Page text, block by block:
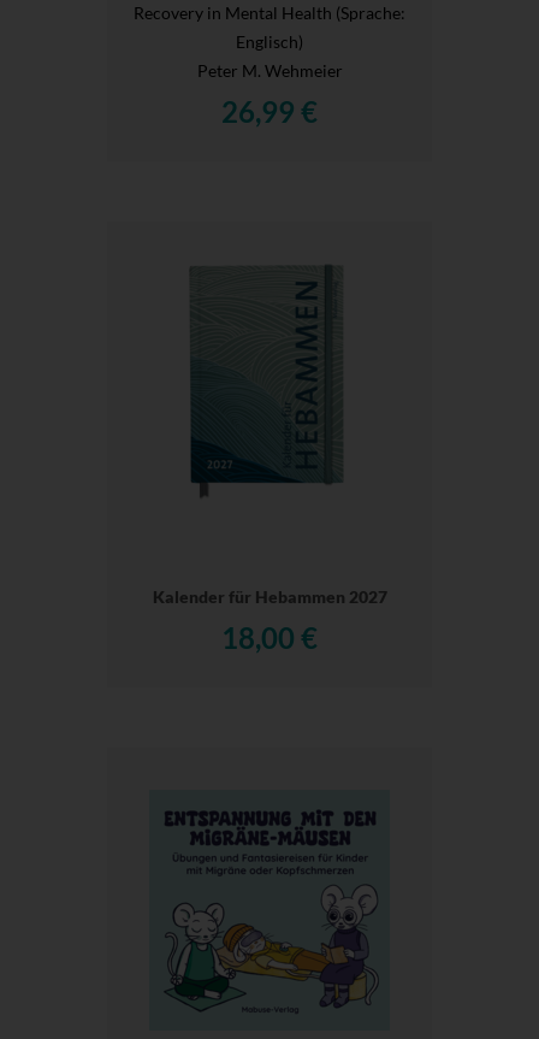
Recovery in Mental Health (Sprache:
Englisch)
Peter M. Wehmeier
26,99 €
Kalender für Hebammen 2027
18,00 €